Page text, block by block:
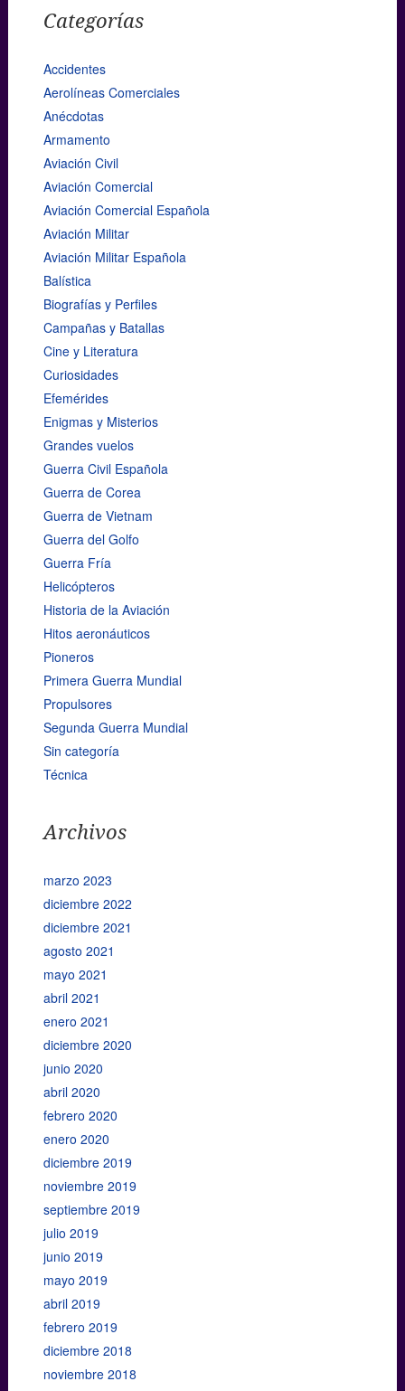
Categorías
Accidentes
Aerolíneas Comerciales
Anécdotas
Armamento
Aviación Civil
Aviación Comercial
Aviación Comercial Española
Aviación Militar
Aviación Militar Española
Balística
Biografías y Perfiles
Campañas y Batallas
Cine y Literatura
Curiosidades
Efemérides
Enigmas y Misterios
Grandes vuelos
Guerra Civil Española
Guerra de Corea
Guerra de Vietnam
Guerra del Golfo
Guerra Fría
Helicópteros
Historia de la Aviación
Hitos aeronáuticos
Pioneros
Primera Guerra Mundial
Propulsores
Segunda Guerra Mundial
Sin categoría
Técnica
Archivos
marzo 2023
diciembre 2022
diciembre 2021
agosto 2021
mayo 2021
abril 2021
enero 2021
diciembre 2020
junio 2020
abril 2020
febrero 2020
enero 2020
diciembre 2019
noviembre 2019
septiembre 2019
julio 2019
junio 2019
mayo 2019
abril 2019
febrero 2019
diciembre 2018
noviembre 2018